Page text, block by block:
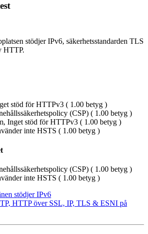
stödjer IPv6, säkerhets­standarden TLS
HTTP.
stöd för HTTPv3 ( 1.00 betyg )
(CSP) ( 1.00 betyg )
Inget stöd för HTTPv3 ( 1.00 betyg )
inte HSTS ( 1.00 betyg )
(CSP) ( 1.00 betyg )
inte HSTS ( 1.00 betyg )
stödjer IPv6
HTTP över SSL, IP, TLS & ESNI på